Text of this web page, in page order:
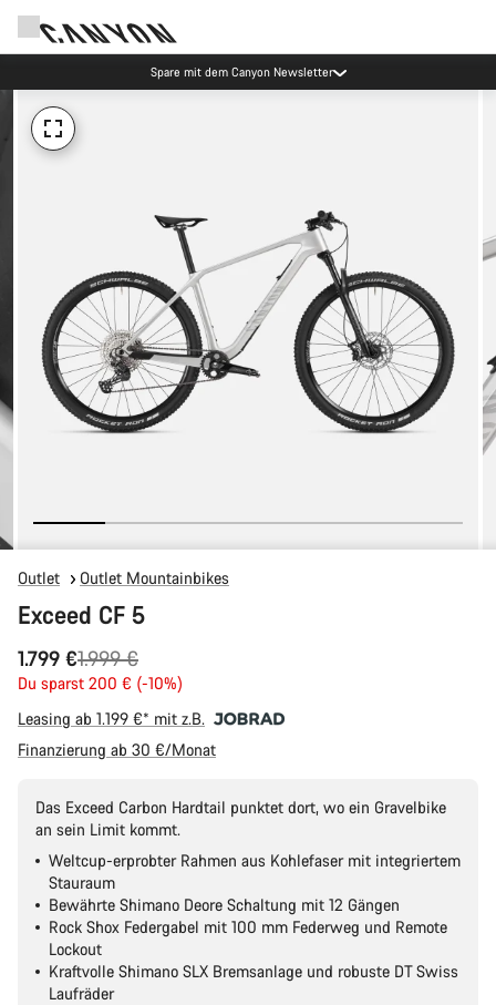
Spare mit dem Canyon Newsletter
Outlet Outlet Mountainbikes
Exceed CF 5
1.799 €
Ursprungspreis
1.999 €
Du sparst 200 € (-10%)
Leasing ab 1.199 €* mit z.B.
Finanzierung ab 30 €/Monat
Das Exceed Carbon Hardtail punktet dort, wo ein Gravelbike
an sein Limit kommt.
Weltcup-erprobter Rahmen aus Kohlefaser mit integriertem
Stauraum
Bewährte Shimano Deore Schaltung mit 12 Gängen
Rock Shox Federgabel mit 100 mm Federweg und Remote
Lockout
Kraftvolle Shimano SLX Bremsanlage und robuste DT Swiss
Laufräder